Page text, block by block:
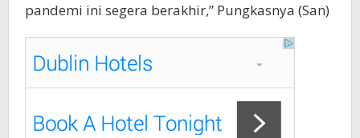
pandemi ini segera berakhir,” Pungkasnya (San)